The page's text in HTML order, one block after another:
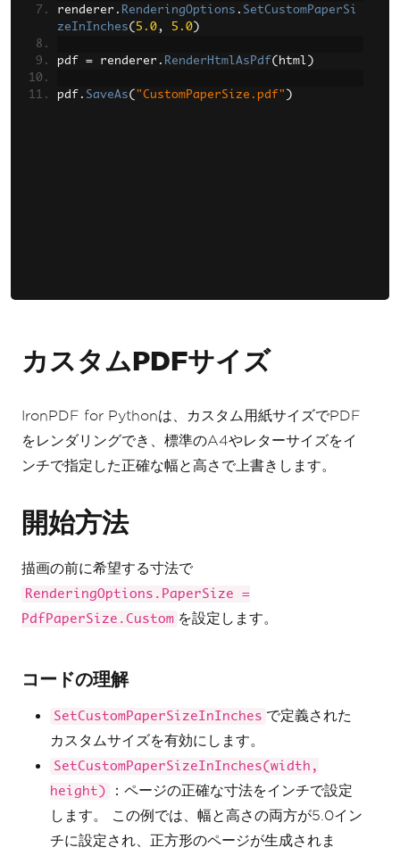
renderer . RenderingOptions . SetCustomPaperSi
zeInInches( 5.0, 5.0 )
pdf = renderer . RenderHtmlAsPdf( html )
pdf . SaveAs( "CustomPaperSize.pdf" )
カスタムPDFサイズ
IronPDF for Pythonは、カスタム用紙サイズでPDF
をレンダリングでき、標準のA4やレターサイズをイ
ンチで指定した正確な幅と高さで上書きします。
開始方法
描画の前に希望する寸法で
RenderingOptions.PaperSize =
PdfPaperSize.Custom を設定します。
コードの理解
SetCustomPaperSizeInInches で定義された
カスタムサイズを有効にします。
SetCustomPaperSizeInInches(width,
height)
：ページの正確な寸法をインチで設定
します。 この例では、幅と高さの両方が5.0イン
チに設定され、正方形のページが生成されま